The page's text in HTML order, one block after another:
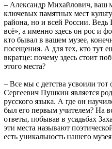
– Александр Михайлович, ваш
ключевых памятных мест
района, но и всей России.
всё», а именно здесь он рос и
кто бывал в вашем музее,
посещения. А для тех, кто тут
вкратце: почему здесь стоит
этого места?
– Все мы с детства усвоили тот
Сергеевич Пушкин является
русского языка. А где он
был его первым учителем? На
ответы, побывав в усадьбах
эти места называют
есть уникальность нашего